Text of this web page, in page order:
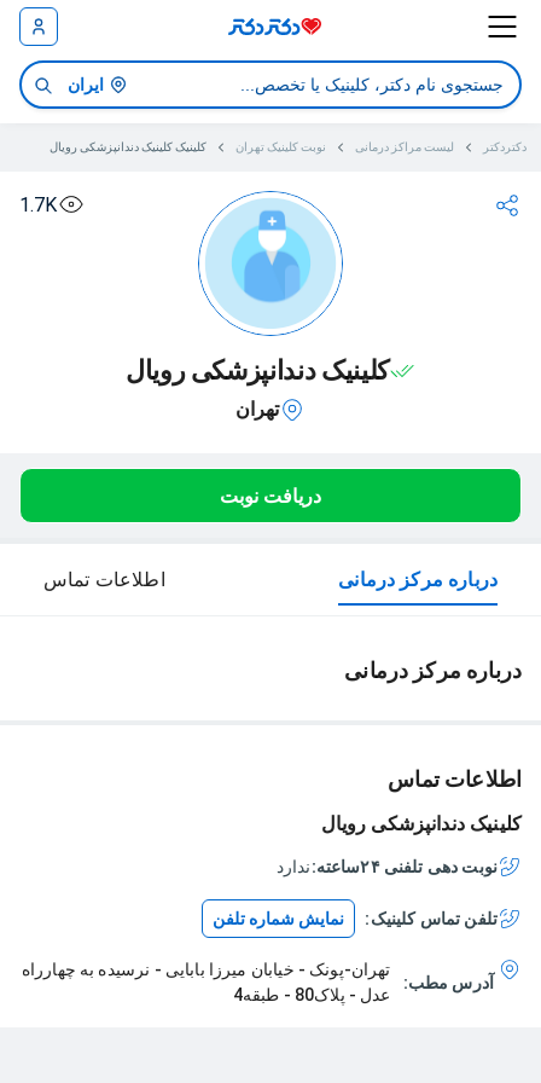
ایران
دکتردکتر لیست مراکز درمانی نوبت کلینیک تهران کلینیک کلینیک دندانپزشکی رویال
1.7K
کلینیک دندانپزشکی رویال
تهران
دریافت نوبت
درباره مرکز درمانی اطلاعات تماس
درباره مرکز درمانی
اطلاعات تماس
کلینیک دندانپزشکی رویال
نوبت دهی تلفنی ۲۴ساعته: ندارد
تلفن تماسکلینیک: نمایش شماره تلفن
آدرس مطب:
تهران-پونک - خیابان میرزا بابایی - نرسیده به چهارراه
عدل - پلاک80 - طبقه4